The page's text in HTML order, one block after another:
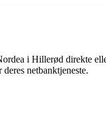
i Hillerød direkte
netbanktjeneste.